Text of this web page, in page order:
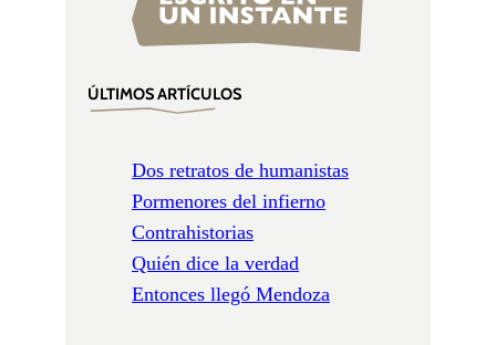
ÚLTIMOS ARTÍCULOS
Dos retratos de humanistas
Pormenores del infierno
Contrahistorias
Quién dice la verdad
Entonces llegó Mendoza